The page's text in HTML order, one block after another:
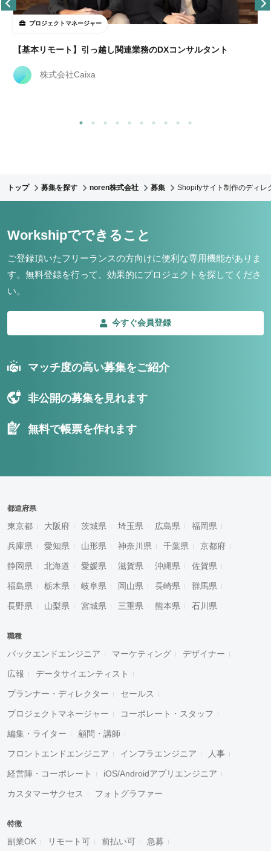
プロジェクトマネージャー
【基本リモート】引っ越し関連業務のDXコンサルタント
株式会社Caixa
トップ 募集を探す noren株式会社 募集 Shopifyサイト制作のディレ
Workshipでできること
ご登録頂いたフリーランスの方向けに便利な専用機能がありま
す。 無料登録を行って、効果的にプロジェクトを探してくださ
い。
今すぐ会員登録
マッチ度の高い募集をご紹介
非公開の募集を見れます
無料で帳票を作れます
都道府県
東京都 大阪府 茨城県 埼玉県 広島県 福岡県
兵庫県 愛知県 山形県 神奈川県 千葉県 京都府
静岡県 北海道 愛媛県 滋賀県 沖縄県 佐賀県
福島県 栃木県 岐阜県 岡山県 長崎県 群馬県
長野県 山梨県 宮城県 三重県 熊本県 石川県
職種
バックエンドエンジニア マーケティング デザイナー
広報 データサイエンティスト
プランナー・ディレクター セールス
プロジェクトマネージャー コーポレート・スタッフ
編集・ライター 顧問・講師
フロントエンドエンジニア インフラエンジニア 人事
経営陣・コーポレート iOS/Androidアプリエンジニア
カスタマーサクセス フォトグラファー
特徴
副業OK リモート可 前払い可 急募